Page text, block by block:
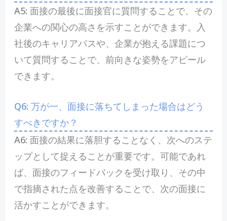
A5: 面接の最後に面接官に質問することで、その
企業への関心の高さを示すことができます。入
社後のキャリアパスや、企業が抱える課題につ
いて質問することで、前向きな姿勢をアピール
できます。
Q6: ​万が一、面接に落ちてしまった場合はどう
すべきですか？
A6:‌ 面接の結果に落胆することなく、次へのステ
ップとして捉えることが重要です。可能であれ
ば、面接のフィードバックを受け取り、その中
で指摘された点を改善することで、次の面接に
活かすことができます。